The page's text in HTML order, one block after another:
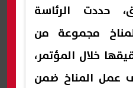
حددت الرئاسة
مجموعة من
خلال المؤتمر،
عمل المناخ ضمن